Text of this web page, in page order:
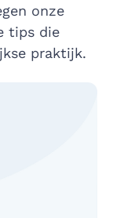
onze
tips die
praktijk.